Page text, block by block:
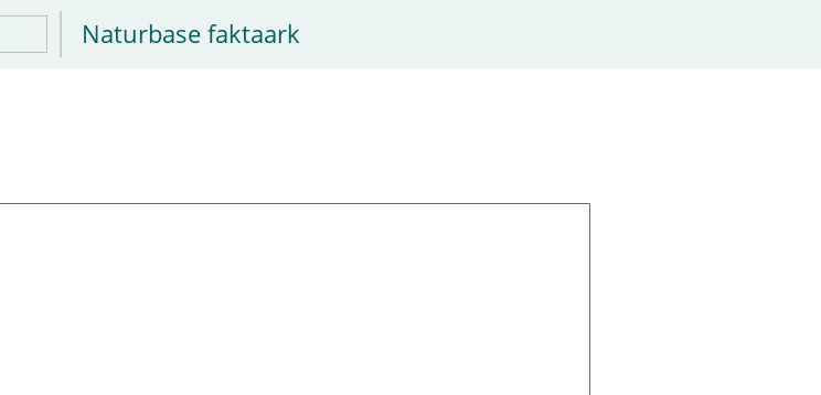
Naturbase faktaark